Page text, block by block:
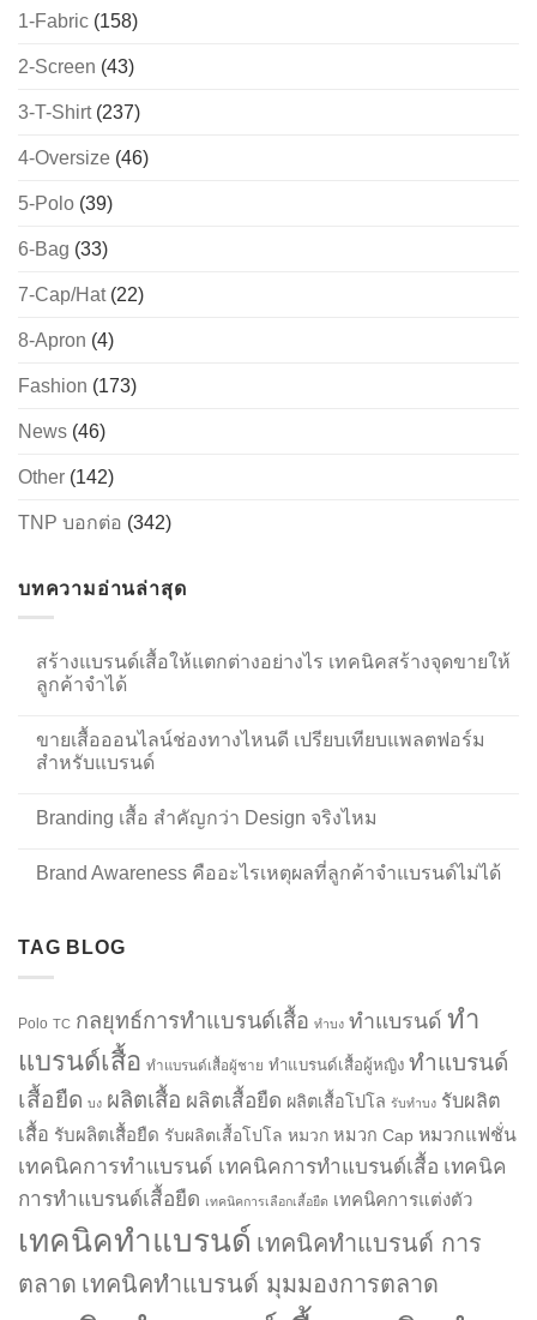
1-Fabric (158)
2-Screen (43)
3-T-Shirt(237)
4-Oversize (46)
5-Polo (39)
6-Bag (33)
7-Cap/Hat(22)
8-Apron (4)
Fashion (173)
News (46)
Other (142)
TNP บอกต่อ (342)
บทความอ่านล่าสุด
สร้างแบรนด์เสื้อให้แตกต่างอย่างไร เทคนิคสร้างจุดขายให้
ลูกค้าจำได้
ขายเสื้อออนไลน์ช่องทางไหนดี เปรียบเทียบแพลตฟอร์ม
สำหรับแบรนด์
Branding เสื้อ สำคัญกว่า Design จริงไหม
Brand Awareness คืออะไรเหตุผลที่ลูกค้าจำแบรนด์ไม่ได้
TAG BLOG
Polo TC กลยุทธ์การทำแบรนด์เสื้อ ทำบง ทำแบรนด์ ทำ
แบรนด์เสื้อ ทำแบรนด์เสื้อผู้ชาย ทำแบรนด์เสื้อผู้หญิง ทำแบรนด์
เสื้อยืด บง ผลิตเสื้อ ผลิตเสื้อยืด ผลิตเสื้อโปโล รับทำบง รับผลิต
เสื้อ รับผลิตเสื้อยืด รับผลิตเสื้อโปโล หมวก หมวก Cap หมวกแฟชั่น
เทคนิคการทำแบรนด์ เทคนิคการทำแบรนด์เสื้อ เทคนิค
การทำแบรนด์เสื้อยืด เทคนิคการเลือกเสื้อยืด เทคนิคการแต่งตัว
เทคนิคทำแบรนด์ เทคนิคทำแบรนด์ การ
ตลาด เทคนิคทำแบรนด์ มุมมองการตลาด